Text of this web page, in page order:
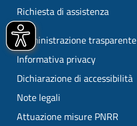
Richiesta di assistenza
Amministrazione trasparente
Informativa privacy
Dichiarazione di accessibilità
Note legali
Attuazione misure PNRR